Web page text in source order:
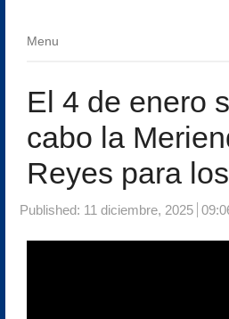
Menu
Menu
El 4 de enero
cabo la
Reyes para
Published: 11 diciembre, 2025